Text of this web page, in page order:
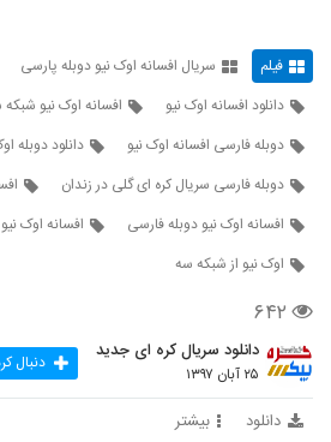
24 سه
۹۱۳ بازدید
قسمت 31
سه
26
قسمت 32
27
۶۴۷ بازدید
فیلم سریال افسانه اوک نیو دوبله پارسی
دانلود افسانه اوک نیو
افسانه اوک نیو
دوبله فارسی افسانه اوک نیو
دانلود دوبله
دوبله فارسی سریال کره ای گلی در زندان
افسانه اوک نیو دوبله فارسی
افسانه اوک
اوک نیو از شبکه سه
۶۴۲
دانلود سریال کره ای جدید
۲۵ آبان ۱۳۹۷ دنبال
دانلود بیشتر